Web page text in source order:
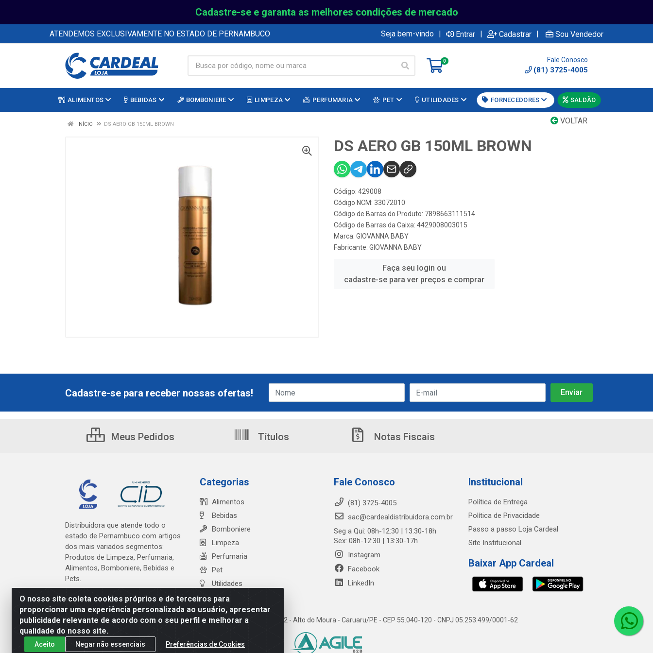
Cadastre-se e garanta as melhores condições de mercado
ATENDEMOS EXCLUSIVAMENTE NO ESTADO DE PERNAMBUCO Seja bem-vindo | Entrar | Cadastrar | Sou Vendedor
0 Fale Conosco
(81) 3725-4005
ALIMENTOS BEBIDAS BOMBONIERE LIMPEZA PERFUMARIA PET UTILIDADES FORNECEDORES SALDÃO
VOLTAR
INÍCIO DS AERO GB 150ML BROWN
DS AERO GB 150ML BROWN
Código: 429008
Código NCM: 33072010
Código de Barras do Produto: 7898663111514
Código de Barras da Caixa: 4429008003015
Marca: GIOVANNA BABY
Fabricante: GIOVANNA BABY
Faça seu login ou
cadastre-se para ver preços e comprar
O nosso site coleta cookies próprios e de terceiros para
proporcionar uma experiência personalizada ao usuário, apresentar
publicidade relevante de acordo com o seu perfil e melhorar a
qualidade do nosso site.
Aceito Negar não essenciais Preferências de Cookies
Cadastre-se para receber nossas ofertas!
Meus Pedidos Títulos Notas Fiscais
Distribuidora que atende todo o
estado de Pernambuco com artigos
dos mais variados segmentos:
Produtos de Limpeza, Perfumaria,
Alimentos, Bomboniere, Bebidas e
Pets.
Categorias
Alimentos
Bebidas
Bomboniere
Limpeza
Perfumaria
Pet
Utilidades
Fale Conosco
(81) 3725-4005
sac@cardealdistribuidora.com.br
Seg a Qui: 08h-12:30 | 13:30-18h
Sex: 08h-12:30 | 13:30-17h
Instagram
Facebook
LinkedIn
Institucional
Política de Entrega
Política de Privacidade
Passo a passo Loja Cardeal
Site Institucional
Baixar App Cardeal
Cardeal Distribuidora - Estrada Alto do Moura, 582 - Alto do Moura - Caruaru/PE - CEP 55.040-120 - CNPJ 05.253.499/0001-62